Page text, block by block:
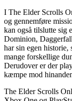
I The Elder Scrolls
og gennemføre
kan også tilslutte sig
Dominion,
har sin egen
mange forskellige
Derudover er der
kæmpe mod
The Elder Scrolls